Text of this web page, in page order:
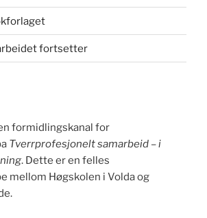
fortsetter
formidlingskanal for
Tverrprofesjonelt samarbeid – i
. Dette er en felles
mellom Høgskolen i Volda og